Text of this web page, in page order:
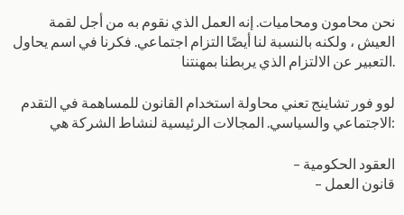
نحن محامون ومحاميات. إنه العمل الذي نقوم به من أجل لقمة
العيش ، ولكنه بالنسبة لنا أيضًا التزام اجتماعي. فكرنا في اسم يحاول
التعبير عن الالتزام الذي يربطنا بمهنتنا.
لوو فور تشاينج تعني محاولة استخدام القانون للمساهمة في التقدم
الاجتماعي والسياسي. المجالات الرئيسية لنشاط الشركة هي:
– العقود الحكومية
– قانون العمل